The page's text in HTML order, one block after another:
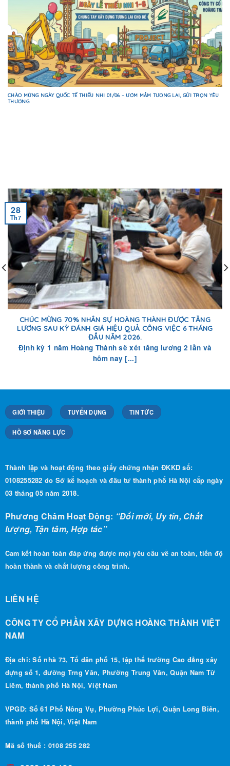
CHÀO MỪNG NGÀY QUỐC TẾ THIẾU NHI 01/06 – ƯƠM MẦM TƯƠNG LAI, GỬI TRỌN YÊU
THƯƠNG
CHÚC MỪNG 70% NHÂN SỰ HOÀNG THÀNH ĐƯỢC TĂNG
LƯƠNG SAU KỲ ĐÁNH GIÁ HIỆU QUẢ CÔNG VIỆC 6 THÁNG
ĐẦU NĂM 2026.
Định kỳ 1 năm Hoàng Thành sẽ xét tăng lương 2 lần và
hôm nay [...]
28
Th7
GIỚI THIỆU TUYỂN DỤNG TIN TỨC
HỒ SƠ NĂNG LỰC
Thành lập và hoạt động theo giấy chứng nhận ĐKKD số:
0108255282 do Sở kế hoạch và đầu tư thành phố Hà Nội cấp ngày
03 tháng 05 năm 2018.
Phương Châm Hoạt Động: “Đổi mới, Uy tín, Chất
lượng, Tận tâm, Hợp tác”
Cam kết hoàn toàn đáp ứng được mọi yêu cầu về an toàn, tiến độ
hoàn thành và chất lượng công trình.
LIÊN HỆ
CÔNG TY CỔ PHẦN XÂY DỰNG HOÀNG THÀNH VIỆT
NAM
Địa chỉ: Số nhà 73, Tổ dân phố 15, tập thể trường Cao đẳng xây
dựng số 1, đường Trng Văn, Phường Trung Văn, Quận Nam Từ
Liêm, thành phố Hà Nội, Việt Nam
VPGD: Số 61 Phố Nông Vụ, Phường Phúc Lợi, Quận Long Biên,
thành phố Hà Nội, Việt Nam
Mã số thuế : 0108 255 282